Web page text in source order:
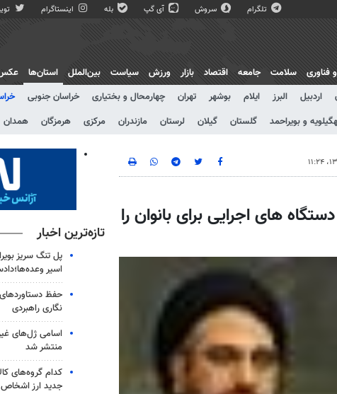
تلگرام سروش آی گپ بله اینستاگرام
فناوری سلامت جامعه اقتصاد بازار ورزش سیاست بین‌الملل
استان‌ها
اردبیل البرز ایلام بوشهر تهران چهارمحال و بختیاری خراسان جنوبی
و بویراحمد گلستان گیلان لرستان مازندران مرکزی هرمزگان همدان
های اجرایی برای بانوان را
تازه‌ترین اخبار
اسیر
حفظ دستاوردهای
نگاری راهبردی
اسامی ژل‌های
منتشر شد
کدام گروه‌های
جدید ارز